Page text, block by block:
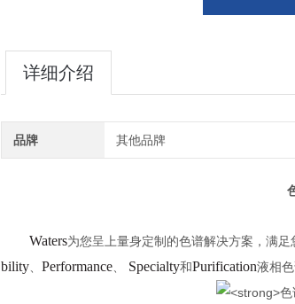
详细介绍
品牌 其他品牌
Waters为您呈上量身定制的色谱解决方案，满
bility、 Performance、 Specialty和Purification液相色